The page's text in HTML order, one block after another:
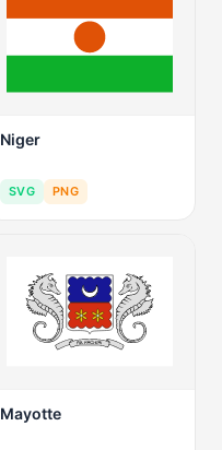
Niger
SVG PNG
Mayotte